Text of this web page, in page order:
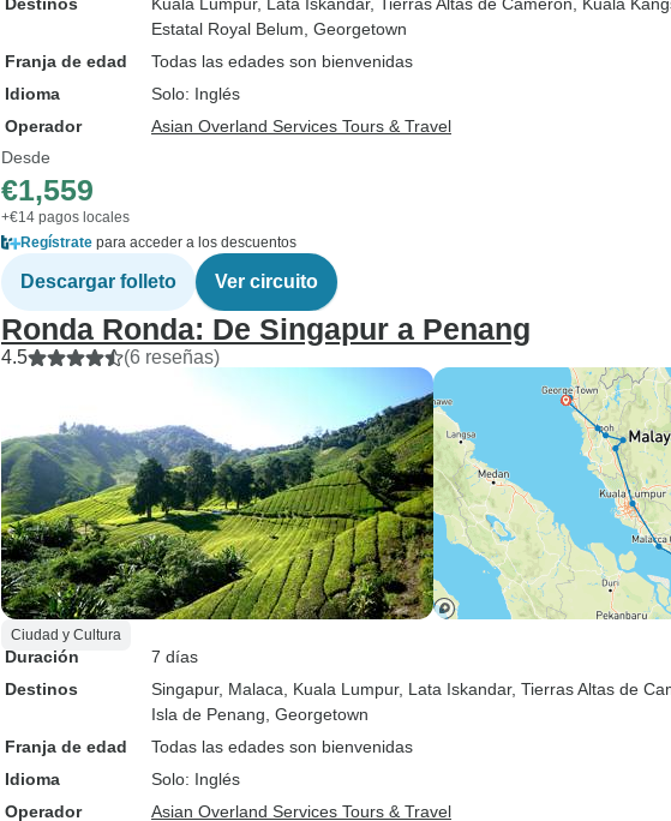
Estatal Royal Belum , Georgetown
Franja de edad
Todas las edades son bienvenidas
Idioma
Solo: Inglés
Operador
Asian Overland Services Tours & Travel
Desde
€1,559
+€14 pagos locales
Regístrate para acceder a los descuentos
Descargar folleto Ver circuito
Ronda Ronda: De Singapur a Penang
4.5 (6 reseñas)
Ciudad y Cultura
Duración
7 días
Destinos
Singapur, Malaca , Kuala Lumpur, Lata Iskandar, Tierras Altas de
Isla de Penang , Georgetown
Franja de edad
Todas las edades son bienvenidas
Idioma
Solo: Inglés
Operador
Asian Overland Services Tours & Travel